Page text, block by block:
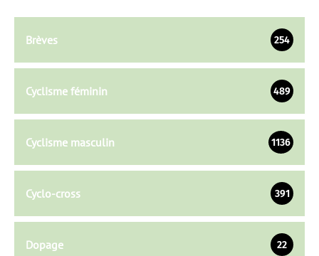
Brèves 254
Cyclisme féminin 489
Cyclisme masculin 1136
Cyclo-cross 391
Dopage 22